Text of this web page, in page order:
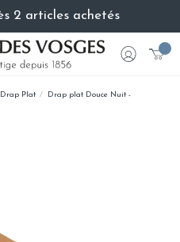
2 articles achetés
Drap Plat
Drap plat Douce Nuit -